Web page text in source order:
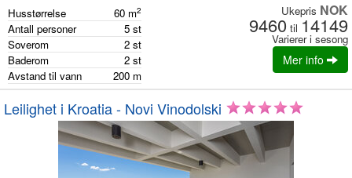
Husstørrelse 60 m2
Antall personer 5 st
Soverom
2 st
Baderom
2 st
Avstand til vann
200 m
Ukepris NOK
9460 til 14149
Varierer i sesong
Mer info
Leilighet i Kroatia - Novi Vinodolski